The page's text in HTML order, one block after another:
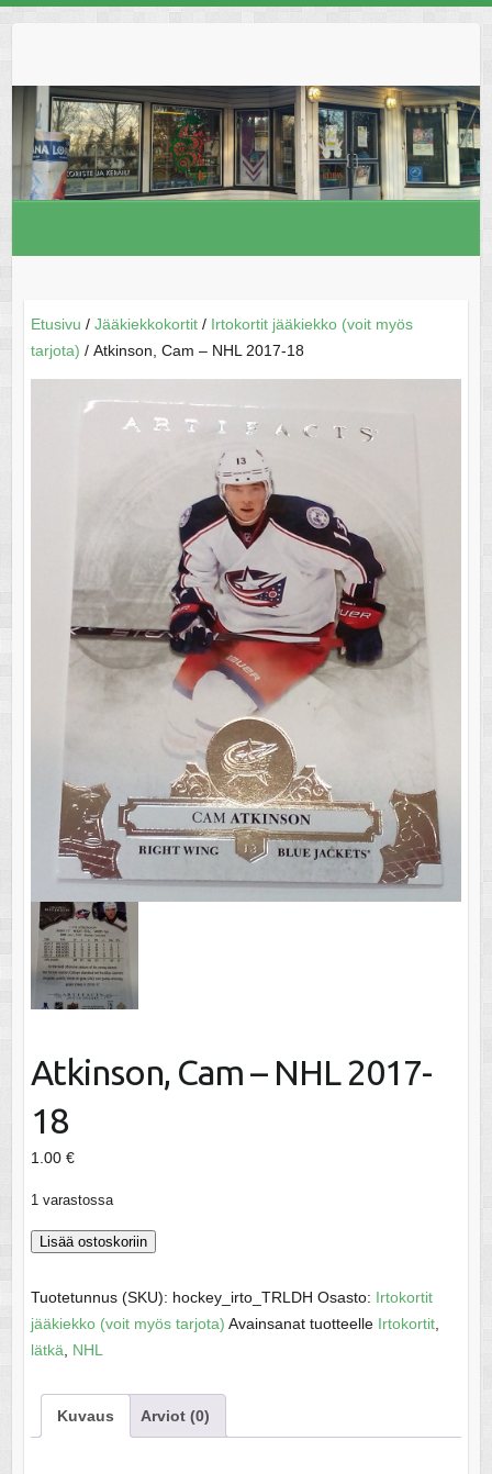
Etusivu / Jääkiekkokortit/ Irtokortit jääkiekko (voit myös
tarjota) / Atkinson, Cam – NHL 2017-18
Atkinson, Cam – NHL 2017-
18
1.00 €
1 varastossa
Atkinson,
-
NHL
2017-
määrä
Lisää ostoskoriin
Tuotetunnus (SKU): hockey_irto_TRLDH Osasto: Irtokortit
jääkiekko (voit myös tarjota) Avainsanat tuotteelle Irtokortit,
lätkä, NHL
Kuvaus Arviot (0)